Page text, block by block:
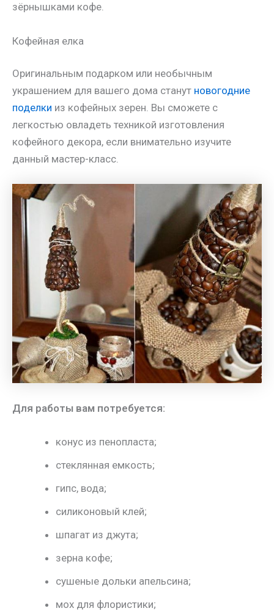
зёрнышками кофе.
Кофейная елка
Оригинальным подарком или необычным
украшением для вашего дома станут новогодние
поделки из кофейных зерен. Вы сможете с
легкостью овладеть техникой изготовления
кофейного декора, если внимательно изучите
данный мастер-класс.
Для работы вам потребуется:
конус из пенопласта;
стеклянная емкость;
гипс, вода;
силиконовый клей;
шпагат из джута;
зерна кофе;
сушеные дольки апельсина;
мох для флористики;